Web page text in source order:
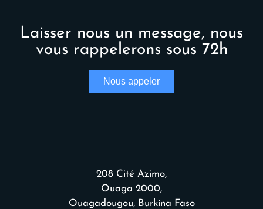
Laisser nous un message, nous
vous rappelerons sous 72h
Nous appeler
208 Cité Azimo,
Ouaga 2000,
Ouagadougou, Burkina Faso